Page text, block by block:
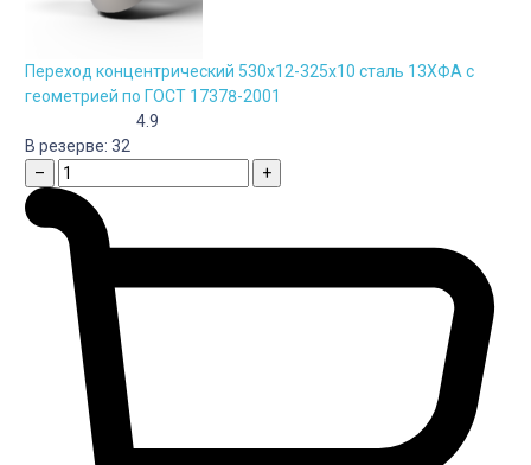
Переход концентрический 530х12-325х10 сталь 13ХФА с
геометрией по ГОСТ 17378-2001
4.9
В резерве: 32
–
+